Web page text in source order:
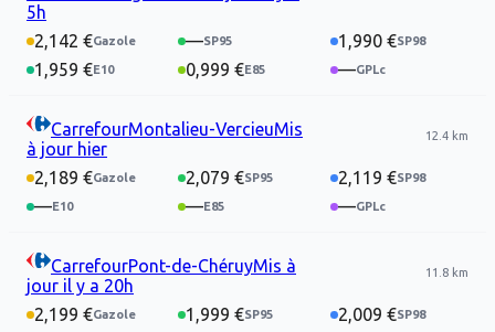
5h
2,142 €
—
1,990 €
1,959 €
0,999 € —
CarrefourMontalieu-VercieuMis
à jour hier
12.4 km
2,189 € 2,079 €
2,119 €
—
— —
CarrefourPont-de-ChéruyMis à
jour il y a 20h
11.8 km
2,199 € 1,999 €
2,009 €